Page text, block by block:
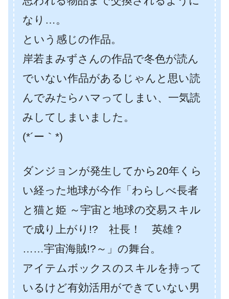
なり…。
という感じの作品。
岸若まみずさんの作品で冬色が読ん
でいない作品があるじゃんと思い読
んでみたらハマってしまい、一気読
みしてしまいました。
(*´ー｀*)
ダンジョンが発生してから20年くら
い経った地球が今作「わらしべ長者
と猫と姫 ～宇宙と地球の交易スキル
で成り上がり!? 社長！ 英雄？
……宇宙海賊!?～」の舞台。
アイテムボックスのスキルを持って
いるけど有効活用ができていない男